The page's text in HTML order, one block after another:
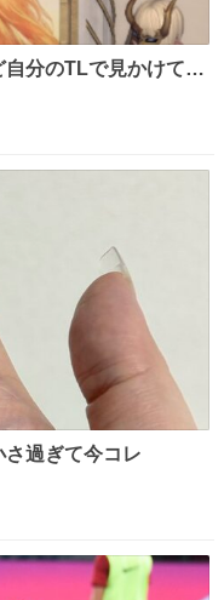
分のTLで見かけてな
過ぎて今コレ